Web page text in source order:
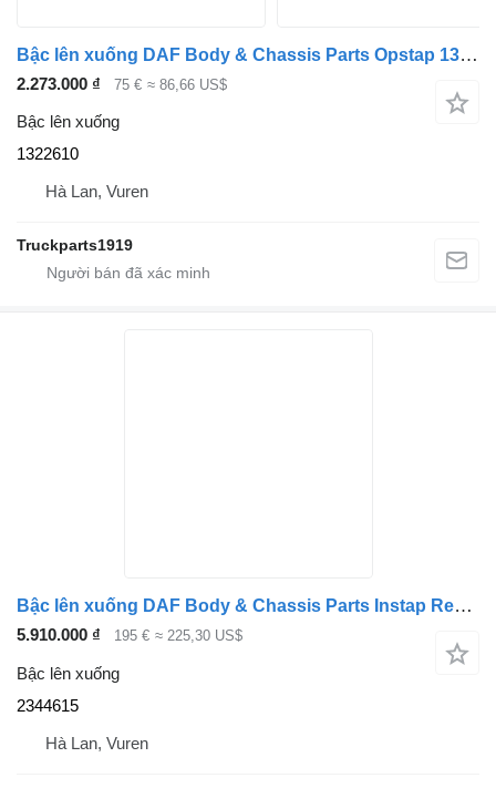
Bậc lên xuống DAF Body & Chassis Parts Opstap 1322610 dành cho xe tải
2.273.000 ₫ 75 € ≈ 86,66 US$
Bậc lên xuống
1322610
Hà Lan, Vuren
Truckparts1919
Bậc lên xuống DAF Body & Chassis Parts Instap Rechts XD 2344615 dành cho xe tải
5.910.000 ₫ 195 € ≈ 225,30 US$
Bậc lên xuống
2344615
Hà Lan, Vuren